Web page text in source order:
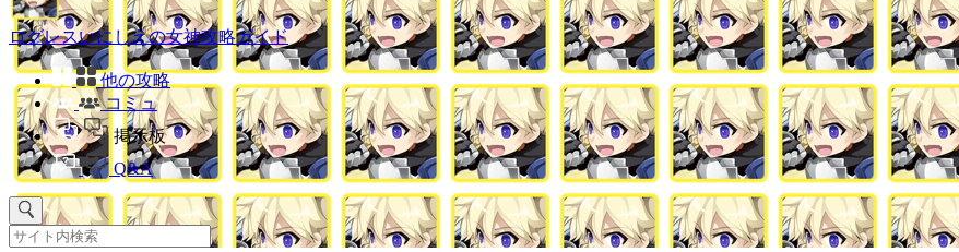
ログレスいにしえの女神攻略ガイド
他の攻略
コミュ
掲示板
Q&A